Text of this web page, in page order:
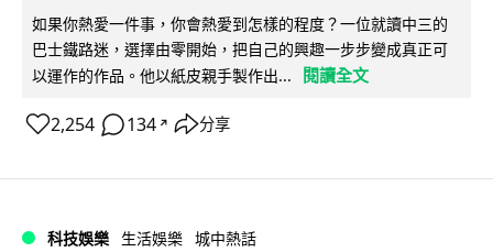
如果你熱愛一件事，你會熱愛到怎樣的程度？一位就讀中三的
巴士鐵路迷，選擇由零開始，把自己的興趣一步步變成真正可
以運作的作品。他以紙皮親手製作出...
閱讀全文
2,254 134 ↗ 分享
科技娛樂 生活娛樂 城中熱話